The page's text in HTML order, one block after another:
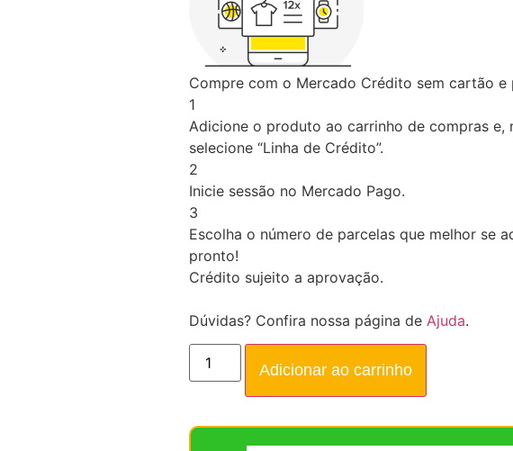
Compre com o Mercado Crédito sem cartão e
1
Adicione o produto ao carrinho de compras e,
selecione “Linha de Crédito”.
2
Inicie sessão no Mercado Pago.
3
Escolha o número de parcelas que melhor se
pronto!
Crédito sujeito a aprovação.
Dúvidas? Confira nossa página de Ajuda.
Adicionar ao carrinho